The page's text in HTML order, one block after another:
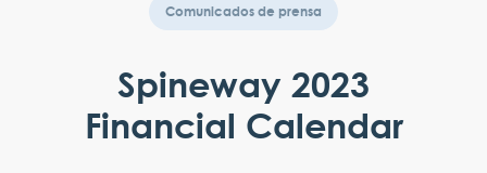
Comunicados de prensa
Spineway 2023
Financial Calendar